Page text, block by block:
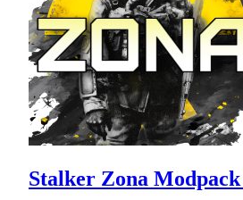
Stalker Zona